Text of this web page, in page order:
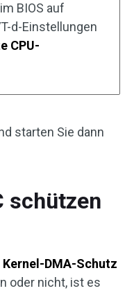
BIOS auf
d-Einstellungen
CPU-
starten Sie dann
schützen
Kernel-DMA-Schutz
oder nicht, ist es